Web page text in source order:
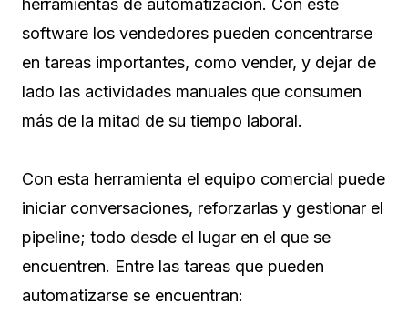
software los vendedores pueden concentrarse
en tareas importantes, como vender, y dejar de
lado las actividades manuales que consumen
más de la mitad de su tiempo laboral.
Con esta herramienta el equipo comercial puede
iniciar conversaciones, reforzarlas y gestionar el
pipeline; todo desde el lugar en el que se
encuentren. Entre las tareas que pueden
automatizarse se encuentran: